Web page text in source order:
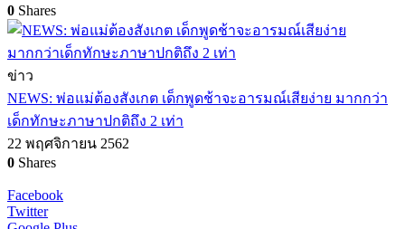
0 Shares
ข่าว
NEWS: พ่อแม่ต้องสังเกต เด็กพูดช้าจะอารมณ์เสียง่าย มากกว่า
เด็กทักษะภาษาปกติถึง 2 เท่า
22 พฤศจิกายน 2562
0 Shares
Facebook
Twitter